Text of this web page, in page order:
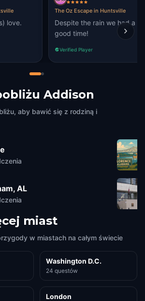
love.
The Oz Escape in Huntsville
Despite the rain we had a
good time!
Verified Player
Addison
aby bawić się z rodziną i
AL
miast
w miastach na całym świecie
Washington D.C.
24 questów
London